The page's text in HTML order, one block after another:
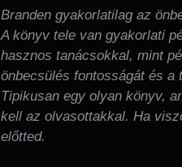
Branden gyakorlatilag az
A könyv tele van gyakorlati
hasznos tanácsokkal, mint
önbecsülés fontosságát és a
Tipikusan egy olyan könyv,
kell az olvasottakkal. Ha
előtted.